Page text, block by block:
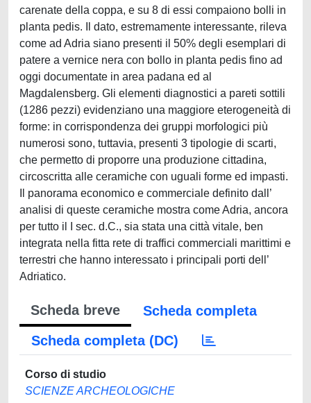
carenate della coppa, e su 8 di essi compaiono bolli in
planta pedis. Il dato, estremamente interessante, rileva
come ad Adria siano presenti il 50% degli esemplari di
patere a vernice nera con bollo in planta pedis fino ad
oggi documentate in area padana ed al
Magdalensberg. Gli elementi diagnostici a pareti sottili
(1286 pezzi) evidenziano una maggiore eterogeneità di
forme: in corrispondenza dei gruppi morfologici più
numerosi sono, tuttavia, presenti 3 tipologie di scarti,
che permetto di proporre una produzione cittadina,
circoscritta alle ceramiche con uguali forme ed impasti.
Il panorama economico e commerciale definito dall’
analisi di queste ceramiche mostra come Adria, ancora
per tutto il I sec. d.C., sia stata una città vitale, ben
integrata nella fitta rete di traffici commerciali marittimi e
terrestri che hanno interessato i principali porti dell’
Adriatico.
Scheda breve
Scheda completa
Scheda completa (DC)
Corso di studio
SCIENZE ARCHEOLOGICHE